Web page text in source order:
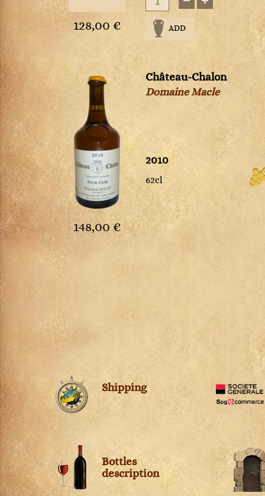
Tavel
Tokaji
Trebbiano d'Abruzzo
Triennes IGP
Viré-Clessé
Vodka
Volnay
Vosne-Romanée
Whiskey
128,00 € ADD
148,00 €
Château-Chalon
Domaine Macle
2010
62cl
Shipping
Bottles
description